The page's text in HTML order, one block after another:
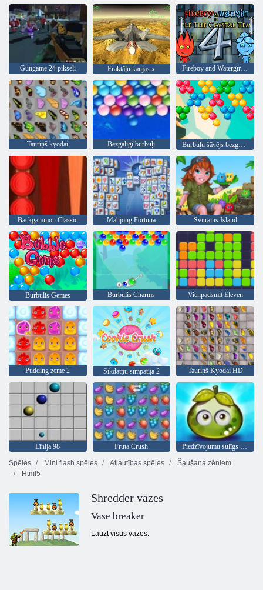
Gungame 24 pikseļi Fraktāļu kaujas x Fireboy and Watergirl 4: Kristāla templis
Tauriņš kyodai Bezgalīgi burbuļi Burbuļu šāvējs bezgalīgs
Backgammon Classic Mahjong Fortuna Svītrains Island
Burbulis Gemes Burbulis Charms Vienpadsmit Eleven
Pudding zeme 2 Sīkdatņu simpātija 2 Tauriņš Kyodai HD
Līnija 98 Fruta Crush
Spēles
Mini flash spēles Atjautības spēles
Šaušana zēniem
Html5
Shredder vāzes
Vase breaker
Lauzt visus vāzes.